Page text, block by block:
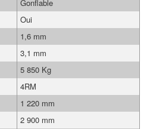
Gonflable
Oui
1,6 mm
3,1 mm
5 850 Kg
4RM
1 220 mm
2 900 mm